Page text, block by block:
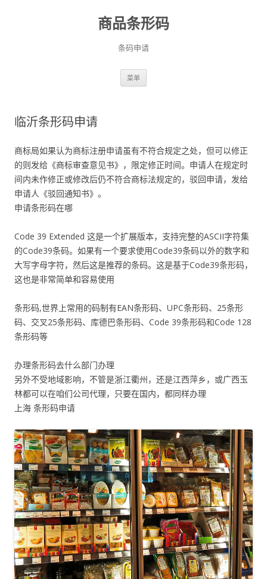
商品条形码
条码申请
菜单
临沂条形码申请
商标局如果认为商标注册申请虽有不符合规定之处，但可以修正
的则发给《商标审查意见书》，限定修正时间。申请人在规定时
间内未作修正或修改后仍不符合商标法规定的，驳回申请，发给
申请人《驳回通知书》。
申请条形码在哪
Code 39 Extended 这是一个扩展版本，支持完整的ASCII字符集
的Code39条码。如果有一个要求使用Code39条码以外的数字和
大写字母字符，然后这是推荐的条码。这是基于Code39条形码，
这也是非常简单和容易使用
条形码,世界上常用的码制有EAN条形码、UPC条形码、25条形
码、交叉25条形码、库德巴条形码、Code 39条形码和Code 128
条形码等
办理条形码去什么部门办理
另外不受地域影响，不管是浙江衢州，还是江西萍乡，或广西玉
林都可以在咱们公司代理，只要在国内，都同样办理
上海 条形码申请